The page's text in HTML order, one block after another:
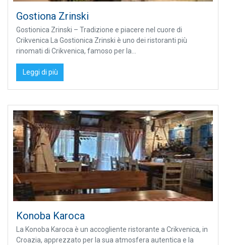
Gostiona Zrinski
Gostionica Zrinski – Tradizione e piacere nel cuore di
Crikvenica La Gostionica Zrinski è uno dei ristoranti più
rinomati di Crikvenica, famoso per la...
Leggi di più
Konoba Karoca
La Konoba Karoca è un accogliente ristorante a Crikvenica, in
Croazia, apprezzato per la sua atmosfera autentica e la